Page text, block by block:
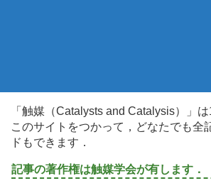
「触媒（Catalysts and Catalysis）」
このサイトをつかって，どなたでも
ドもできます．
記事の著作権は触媒学会が有します．